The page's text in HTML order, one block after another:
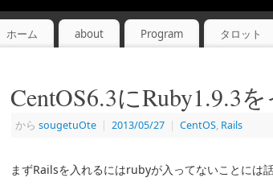
ホーム about Program タロット
CentOS6.3にRuby1.9.3
から sougetuOte | 2013/05/27 | CentOS, Rails
まずRailsを入れるにはrubyが入ってないことには